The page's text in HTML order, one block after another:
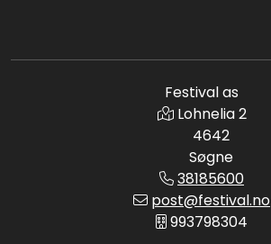
Festival as
Lohnelia 2
4642
Søgne
38185600
post@festival.no
993798304